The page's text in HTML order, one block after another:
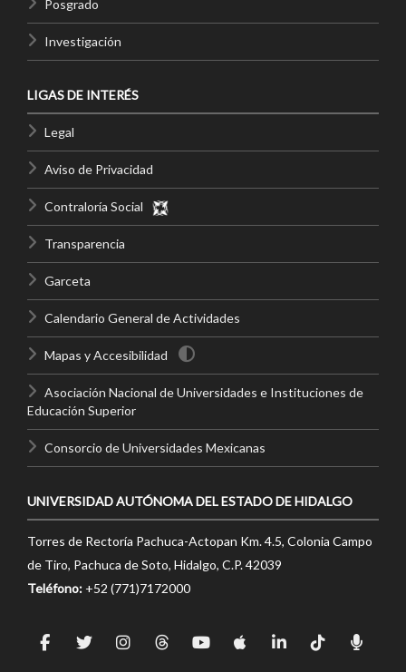
Posgrado
Investigación
LIGAS DE INTERÉS
Legal
Aviso de Privacidad
Contraloría Social
Transparencia
Garceta
Calendario General de Actividades
Mapas y Accesibilidad
Asociación Nacional de Universidades e Instituciones de
Educación Superior
Consorcio de Universidades Mexicanas
UNIVERSIDAD AUTÓNOMA DEL ESTADO DE HIDALGO
Torres de Rectoría Pachuca-Actopan Km. 4.5, Colonia Campo
de Tiro, Pachuca de Soto, Hidalgo, C.P. 42039
Teléfono: +52 (771)7172000